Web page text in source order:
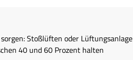
Stoßlüften oder
40 und 60 Prozent halten